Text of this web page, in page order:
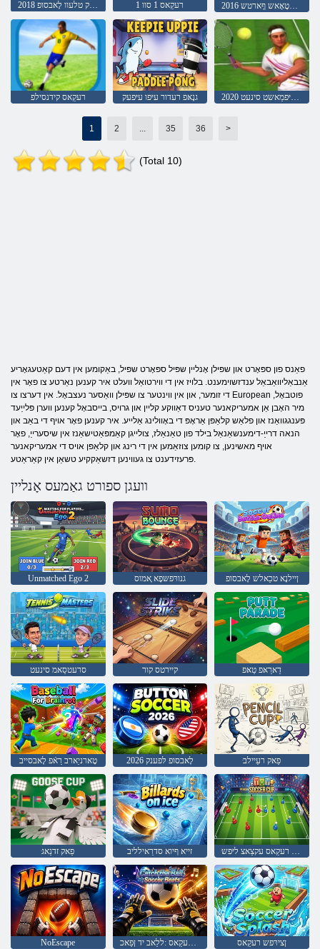
רעקַאס 1 סוו 1 2016 ּפַאק ַארוי :טוָאטָאָאש ףָארטש
רעקַאס קידנסילפ גנָאּפ רעדור עיּפו עיּפעק
1 2 35 36 >
(Total 10)
פאַנס פון ספּאָרט און שפּילן אָנליין שפּיל ספּאָרט שפּיל, באַקומען אין דעם קאַטעגאָריע
אַנבאַליוואַבאַל ענדזשוימענט. בלויז אין די ווירטואַל וועלט איר קענען נאַרטע צו פאָר אין
די זומער, און אין ווינטער צו שפּילן וואַסער נעצבאָל. אין דערצו צו European פוטבאָל,
מיר האָבן אַן אמעריקאנער טעניס דאַווקע קליין און גרויס, בייסבאָל קענען ווערן פּלייַעד
פּענגגוואַנז און פלאַש קלאַפּן אַראָפּ די באָוולינג אַלייע. איר קענען פאָר אויף די באַב און
הנאה דרייַ-דימענשאַנאַל בילד פון טאַנאַלז, צולייגן קאַמפּאַטישאַנז אין שיסערייַ, פאָר
אויף מאשינען, צו קומען צוזאַמען אין די רינג און קלאַפּן אויס די אמעריקאנער
וועגן ספורט גאַמעס אָנליין
Unmatched Ego 2 גנורּפשּפָא ָאמוס ןיילנָא טכַאלש לָאבסופ
סרעטסַאמ סינעט קיירטס קור דַארַאּפ טַאּפ
טָארניַארב רַאֿפ לָאבסייב 2026 לָאבסופ לּפענק ּפַאק רעַיילב
ּפַאק זדנַאג זייא ףיוא סדרַאילליב ּפַאק רעקַאס עקצַאצ ליּפש
NoEscape ץיב רעקַאס :ללַאב יד ןּפַאכ ןצירּפש רעקַאס